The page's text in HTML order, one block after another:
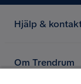
Hjälp &
Om Trendrum